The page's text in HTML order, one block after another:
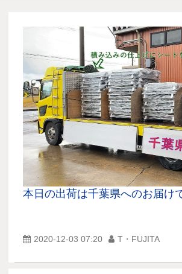
商品一覧表
お取引の流れ
製造工場
代理店募集
会社情報
お問い合わせ
本日の出荷は千葉県へのお届け
2020-12-03 07:20 T・FUJITA